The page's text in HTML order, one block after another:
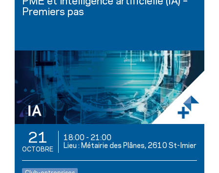
Premiers pas
21
OCTOBRE
18:00 - 21:00
Lieu : Métairie des Plânes, 2610 St-Imier